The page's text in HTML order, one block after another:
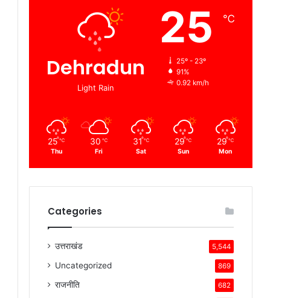
Dehradun
Light Rain
25 ℃
25º - 23º
91%
0.92 km/h
25 ℃
Thu
30 ℃
Fri
31 ℃
Sat
29 ℃
Sun
29 ℃
Mon
Categories
उत्तराखंड 5,544
Uncategorized 869
राजनीति 682